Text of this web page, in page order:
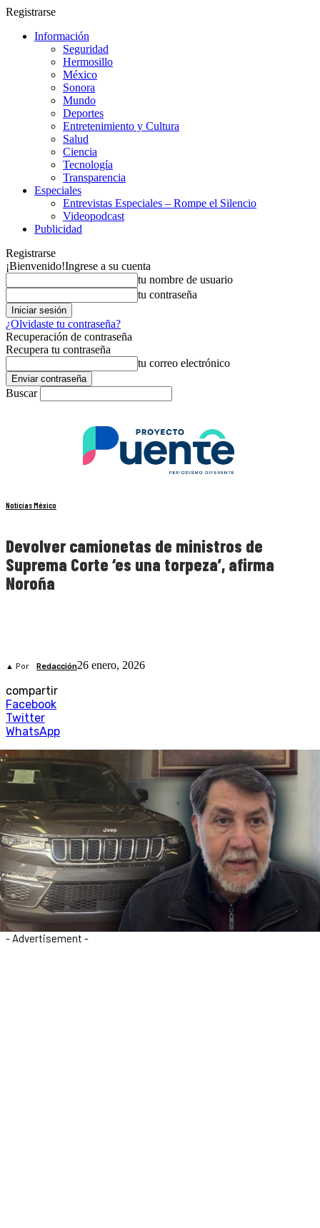
Registrarse
Información
Seguridad
Hermosillo
México
Sonora
Mundo
Deportes
Entretenimiento y Cultura
Salud
Ciencia
Tecnología
Transparencia
Especiales
Entrevistas Especiales – Rompe el Silencio
Videopodcast
Publicidad
Registrarse
¡Bienvenido!Ingrese a su cuenta
tu nombre de usuario
tu contraseña
¿Olvidaste tu contraseña?
Recuperación de contraseña
Recupera tu contraseña
tu correo electrónico
Buscar
Noticias México
Devolver camionetas de ministros de
Suprema Corte ‘es una torpeza’, afirma
Noroña
▲ Por Redacción26 enero, 2026
compartir
Facebook
Twitter
WhatsApp
- Advertisement -